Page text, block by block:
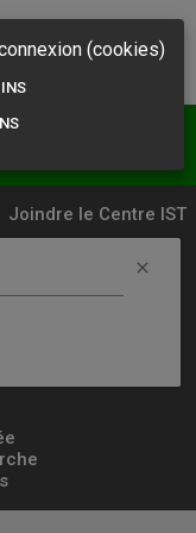
Joindre le Centre IST
clear
(cookies)